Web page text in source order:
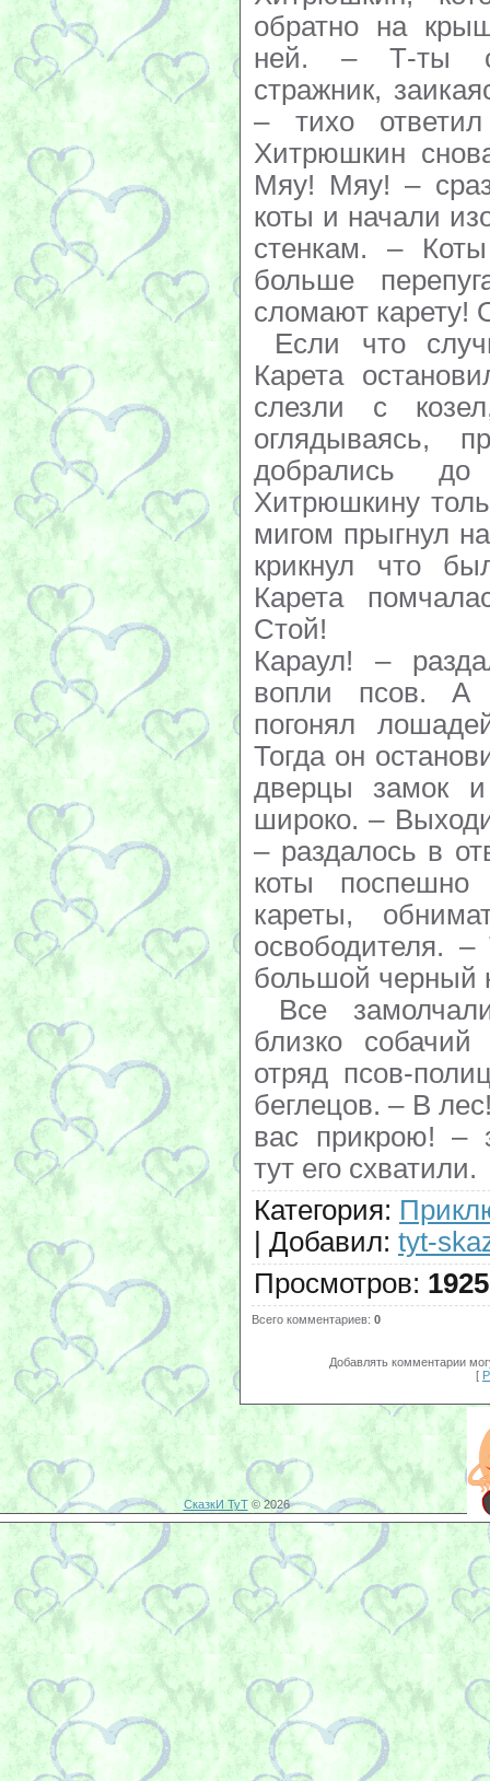
обратно на
ней. – Т-ты
стражник,
– тихо
Хитрюшкин
Мяу! Мяу! –
коты и начали
стенкам. –
больше
сломают карету!
Если что
Карета
слезли с
оглядываясь,
добрались
Хитрюшкину
мигом прыгнул
крикнул что
Карета
Стой!
Караул! –
вопли псов. А
погонял
Тогда он
дверцы замок
широко. –
– раздалось в
коты поспешно
кареты,
освободителя.
большой черный
Все
близко
отряд псов-
беглецов. – В
вас прикрою! –
тут его схватили.
Категория:
| Добавил: tyt-
Просмотров: 1925
Всего комментариев: 0
Добавлять комментарии
[
СказкИ ТуТ© 2026